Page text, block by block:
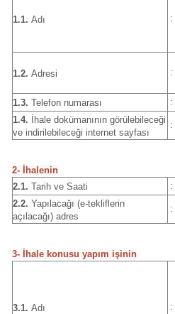
1.1. Adı :
1.2. Adresi :
1.3. Telefon numarası :
1.4. İhale dokümanının görülebileceği
ve indirilebileceği internet sayfası
:
2- İhalenin
2.1. Tarih ve Saati :
2.2. Yapılacağı (e-tekliflerin
açılacağı) adres
:
3- İhale konusu yapım işinin
3.1. Adı :